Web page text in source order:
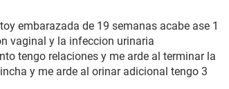
embarazada de 19 semanas acabe ase 1
vaginal y la infeccion urinaria
tengo relaciones y me arde al terminar la
y me arde al orinar adicional tengo 3